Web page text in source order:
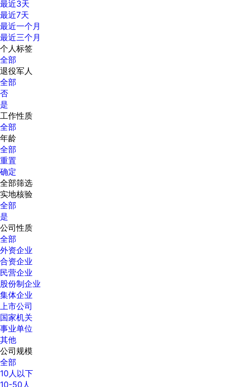
最近3天
最近7天
最近一个月
最近三个月
个人标签
全部
退役军人
全部
否
是
工作性质
全部
年龄
全部
重置
确定
全部筛选
实地核验
全部
是
公司性质
全部
外资企业
合资企业
民营企业
股份制企业
集体企业
上市公司
国家机关
事业单位
其他
公司规模
全部
10人以下
10-50人